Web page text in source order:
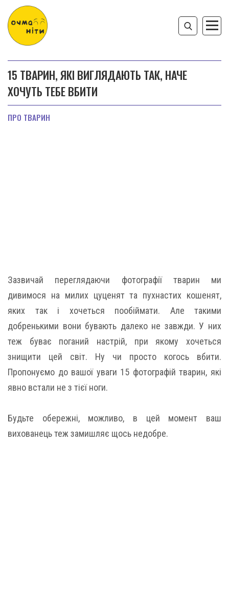
15 ТВАРИН, ЯКІ ВИГЛЯДАЮТЬ ТАК, НАЧЕ
ХОЧУТЬ ТЕБЕ ВБИТИ
ПРО ТВАРИН
Зазвичай переглядаючи фотографії тварин ми
дивимося на милих цуценят та пухнастих кошенят,
яких так і хочеться пообіймати. Але такими
добренькими вони бувають далеко не завжди. У них
теж буває поганий настрій, при якому хочеться
знищити цей світ. Ну чи просто когось вбити.
Пропонуємо до вашої уваги 15 фотографій тварин, які
явно встали не з тієї ноги.
Будьте обережні, можливо, в цей момент ваш
вихованець теж замишляє щось недобре.